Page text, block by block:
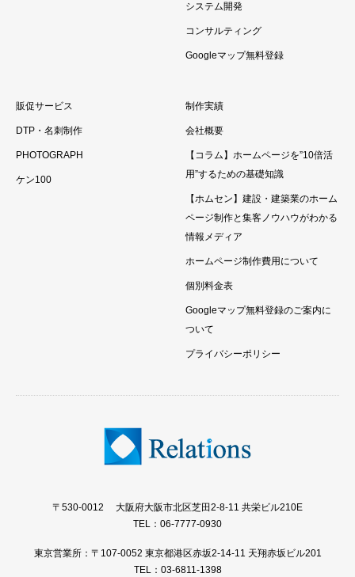
システム開発
コンサルティング
Googleマップ無料登録
販促サービス
DTP・名刺制作
PHOTOGRAPH
ケン100
制作実績
会社概要
【コラム】ホームページを”10倍活
用”するための基礎知識
【ホムセン】建設・建築業のホーム
ページ制作と集客ノウハウがわかる
情報メディア
ホームページ制作費用について
個別料金表
Googleマップ無料登録のご案内に
ついて
プライバシーポリシー
〒530-0012 大阪府大阪市北区芝田2-8-11 共栄ビル210E
TEL：06-7777-0930
東京営業所：〒107-0052 東京都港区赤坂2-14-11 天翔赤坂ビル201
TEL：03-6811-1398